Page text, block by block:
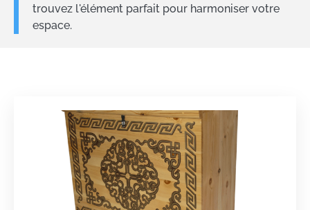
trouvez l'élément parfait pour harmoniser votre
espace.